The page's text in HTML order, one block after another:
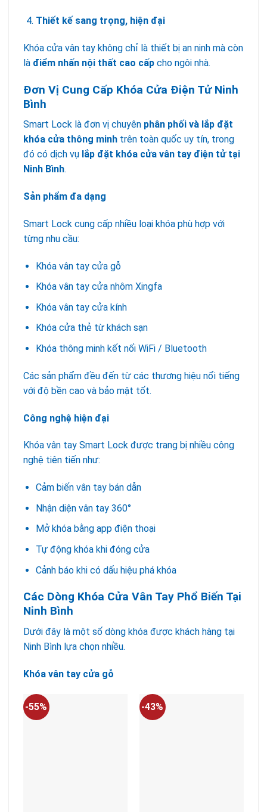
Thiết kế sang trọng, hiện đại
Khóa cửa vân tay không chỉ là thiết bị an ninh mà còn
là điểm nhấn nội thất cao cấp cho ngôi nhà.
Đơn Vị Cung Cấp Khóa Cửa Điện Tử Ninh
Bình
Smart Lock là đơn vị chuyên phân phối và lắp đặt
khóa cửa thông minh trên toàn quốc uy tín, trong
đó có dịch vụ lắp đặt khóa cửa vân tay điện tử tại
Ninh Bình.
Sản phẩm đa dạng
Smart Lock cung cấp nhiều loại khóa phù hợp với
từng nhu cầu:
Khóa vân tay cửa gỗ
Khóa vân tay cửa nhôm Xingfa
Khóa vân tay cửa kính
Khóa cửa thẻ từ khách sạn
Khóa thông minh kết nối WiFi/ Bluetooth
Các sản phẩm đều đến từ các thương hiệu nổi tiếng
với độ bền cao và bảo mật tốt.
Công nghệ hiện đại
Khóa vân tay Smart Lock được trang bị nhiều công
nghệ tiên tiến như:
Cảm biến vân tay bán dẫn
Nhận diện vân tay 360°
Mở khóa bằng app điện thoại
Tự động khóa khi đóng cửa
Cảnh báo khi có dấu hiệu phá khóa
Các Dòng Khóa Cửa Vân Tay Phổ Biến Tại
Ninh Bình
Dưới đây là một số dòng khóa được khách hàng tại
Ninh Bình lựa chọn nhiều.
Khóa vân tay cửa gỗ
-55% -43%